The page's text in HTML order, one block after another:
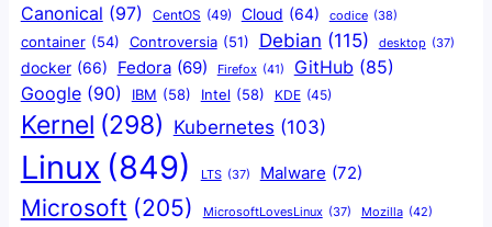
Canonical (97) CentOS (49) Cloud (64) codice (38)
container (54) Controversia (51) Debian (115) desktop (37)
docker (66) Fedora (69) Firefox (41) GitHub (85)
Google (90) IBM (58) Intel (58) KDE (45)
Kernel (298) Kubernetes (103)
Linux (849) LTS (37) Malware (72)
Microsoft (205) MicrosoftLovesLinux (37) Mozilla (42)